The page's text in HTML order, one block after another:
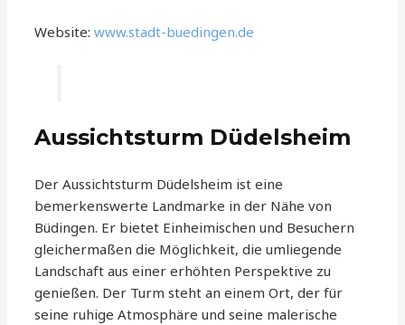
Website:www.stadt-buedingen.de
Aussichtsturm Düdelsheim
Der Aussichtsturm Düdelsheim ist eine
bemerkenswerte Landmarke in der Nähe von
Büdingen. Er bietet Einheimischen und Besuchern
gleichermaßen die Möglichkeit, die umliegende
Landschaft aus einer erhöhten Perspektive zu
genießen. Der Turm steht an einem Ort, der für
seine ruhige Atmosphäre und seine malerische